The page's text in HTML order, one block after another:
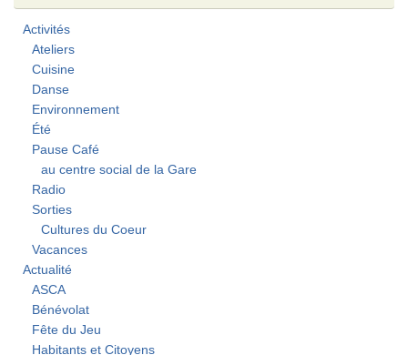
Activités
Ateliers
Cuisine
Danse
Environnement
Été
Pause Café
au centre social de la Gare
Radio
Sorties
Cultures du Coeur
Vacances
Actualité
ASCA
Bénévolat
Fête du Jeu
Habitants et Citoyens